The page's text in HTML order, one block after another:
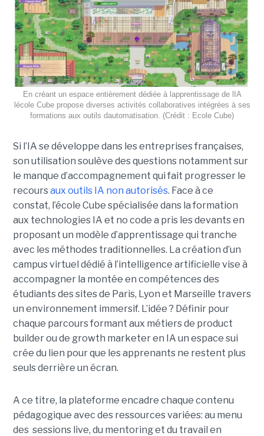
En créant un espace entièrement dédiée à lapprentissage de lIA
lécole Cube propose diverses activités collaboratives intégrées à ses
formations aux outils dautomatisation. (Crédit : Ecole Cube)
Si l’IA se développe dans les entreprises françaises,
son utilisation soulève des questions notamment sur
le manque d’accompagnement qui fait progresser le
recoursaux outils IA non autorisés. Face à ce
constat, l’école Cube spécialisée dans la formation
aux technologies IA et no code a pris les devants en
proposant un modèle d’apprentissage qui tranche
avec les méthodes traditionnelles. La création d’un
campus virtuel dédié à l’intelligence artificielle vise à
accompagner la montée en compétences des
étudiants des sites de Paris, Lyon et Marseille travers
un environnement immersif. L’idée ? Définir pour
chaque parcours formant aux métiers de product
builder ou de growth marketer en IA un espace sui
crée du lien pour que les apprenants ne restent plus
seuls derrière un écran.
A ce titre, la plateforme encadre chaque contenu
pédagogique avec des ressources variées: au menu
des sessions live, du mentoring et du travail en